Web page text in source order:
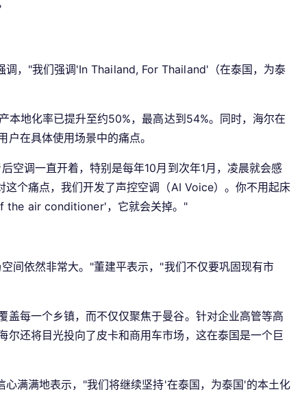
调，"我们强调'In Thailand, For Thailand'（在泰国，为泰
本地化率已提升至约50%，最高达到54%。同时，海尔在
在具体使用场景中的痛点。
空调一直开着，特别是每年10月到次年1月，凌晨就会感
个痛点，我们开发了声控空调（AI Voice）。你不用起床
the air conditioner'，它就会关掉。"
间依然非常大。"董建平表示，"我们不仅要巩固现有市
每一个乡镇，而不仅仅聚焦于曼谷。针对企业高管等高
还将目光投向了皮卡和商用车市场，这在泰国是一个巨
满满地表示，"我们将继续坚持'在泰国，为泰国'的本土化